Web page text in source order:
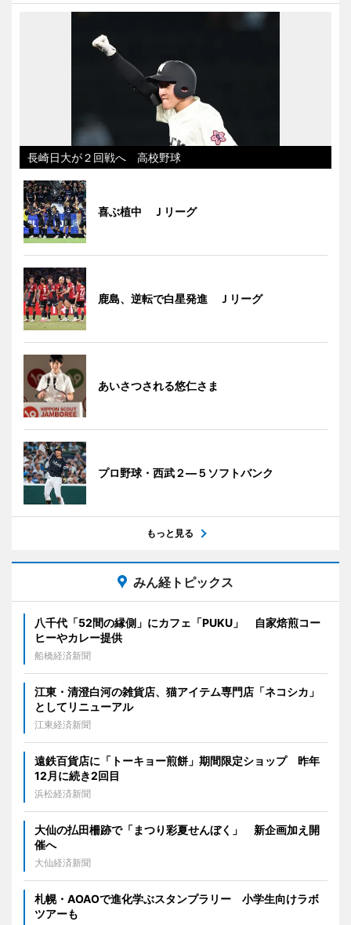
長崎日大が２回戦へ 高校野球
喜ぶ植中 Ｊリーグ
鹿島、逆転で白星発進 Ｊリーグ
あいさつされる悠仁さま
プロ野球・西武２―５ソフトバンク
もっと見る
みん経トピックス
八千代「52間の縁側」にカフェ「PUKU」 自家焙煎コー
ヒーやカレー提供
船橋経済新聞
江東・清澄白河の雑貨店、猫アイテム専門店「ネコシカ」
としてリニューアル
江東経済新聞
遠鉄百貨店に「トーキョー煎餅」期間限定ショップ 昨年
12月に続き2回目
浜松経済新聞
大仙の払田柵跡で「まつり彩夏せんぼく」 新企画加え開
催へ
大仙経済新聞
札幌・AOAOで進化学ぶスタンプラリー 小学生向けラボ
ツアーも